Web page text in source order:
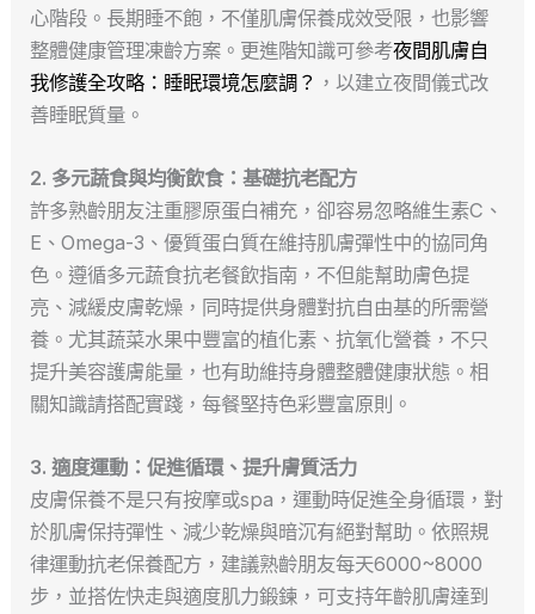
心階段。長期睡不飽，不僅肌膚保養成效受限，也影響
整體健康管理凍齡方案。更進階知識可參考夜間肌膚自
我修護全攻略：睡眠環境怎麼調？ ，以建立夜間儀式改
善睡眠質量。
2. 多元蔬食與均衡飲食：基礎抗老配方
許多熟齡朋友注重膠原蛋白補充，卻容易忽略維生素C、
E、Omega-3、優質蛋白質在維持肌膚彈性中的協同角
色。遵循多元蔬食抗老餐飲指南，不但能幫助膚色提
亮、減緩皮膚乾燥，同時提供身體對抗自由基的所需營
養。尤其蔬菜水果中豐富的植化素、抗氧化營養，不只
提升美容護膚能量，也有助維持身體整體健康狀態。相
關知識請搭配實踐，每餐堅持色彩豐富原則。
3. 適度運動：促進循環、提升膚質活力
皮膚保養不是只有按摩或spa，運動時促進全身循環，對
於肌膚保持彈性、減少乾燥與暗沉有絕對幫助。依照規
律運動抗老保養配方，建議熟齡朋友每天6000~8000
步，並搭佐快走與適度肌力鍛鍊，可支持年齡肌膚達到